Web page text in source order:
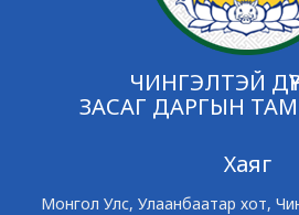
ЧИНГЭЛТЭЙ
ЗАСАГ ДАРГЫН
Хаяг
Монгол Улс, Улаанбаатар хот,